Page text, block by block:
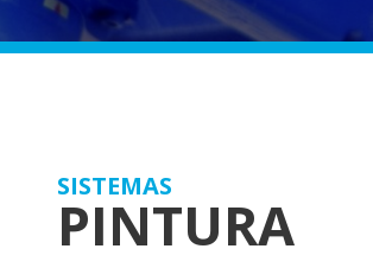
SISTEMAS
PINTURA